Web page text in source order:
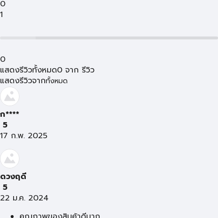
0
1
0
แสดงรีวิวทั้งหมด0 จาก รีวิว
แสดงรีวิวจากทั้งหมด
ก****
5
17 ก.พ. 2025
ดวงฤดี
5
22 ม.ค. 2024